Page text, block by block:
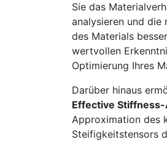
Sie das
analysieren und die
des Materials
wertvollen
Optimierung Ihres
Darüber hinaus
Effective Stiffness-
Approximation des
Steifigkeitstensors